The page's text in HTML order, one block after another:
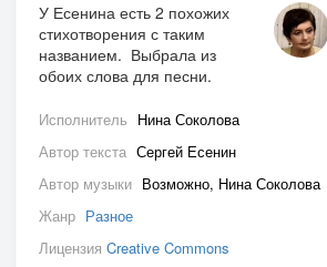
У Есенина есть 2 похожих
стихотворения с таким
названием. Выбрала из
обоих слова для песни.
Исполнитель Нина Соколова
Автор текста Сергей Есенин
Автор музыки Возможно, Нина Соколова
Жанр Разное
Лицензия Creative Commons